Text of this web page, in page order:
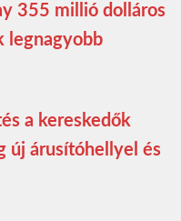
355 millió dolláros
legnagyobb
a kereskedők
új árusítóhellyel és